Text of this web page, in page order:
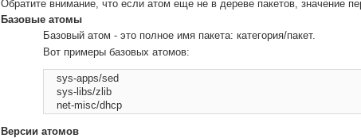
Обратите внимание, что если атом еще не в дереве пакетов, значение
Базовые атомы
Базовый атом - это полное имя пакета: категория/пакет.
Вот примеры базовых атомов:
    sys-apps/sed
    sys-libs/zlib
Версии атомов